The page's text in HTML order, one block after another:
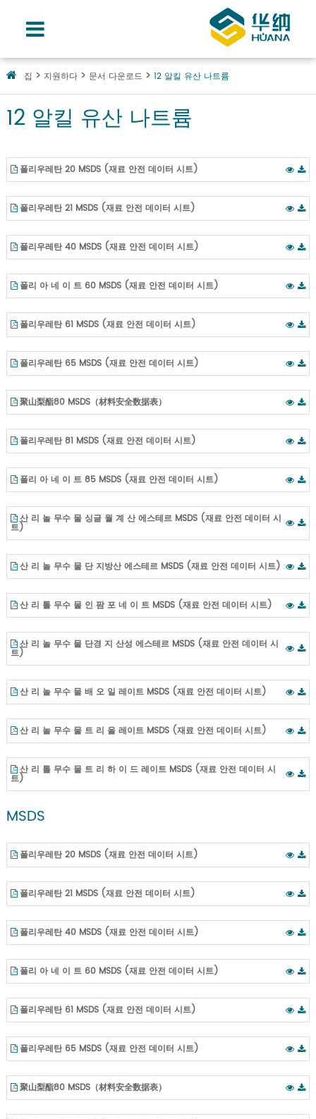
집 지원하다 문서 다운로드 12 알킬 유산 나트륨
12 알킬 유산 나트륨
폴리우레탄 20 MSDS (재료 안전 데이터 시트)
폴리우레탄 21 MSDS (재료 안전 데이터 시트)
폴리우레탄 40 MSDS (재료 안전 데이터 시트)
폴리 아 네 이 트 60 MSDS (재료 안전 데이터 시트)
폴리우레탄 61 MSDS (재료 안전 데이터 시트)
폴리우레탄 65 MSDS (재료 안전 데이터 시트)
聚山梨酯80 MSDS（材料安全数据表）
폴리우레탄 81 MSDS (재료 안전 데이터 시트)
폴리 아 네 이 트 85 MSDS (재료 안전 데이터 시트)
산 리 놀 무수 물 싱글 월 계 산 에스테르 MSDS (재료 안전 데이터 시
트)
산 리 놀 무수 물 단 지방산 에스테르 MSDS (재료 안전 데이터 시트)
산 리 톨 무수 물 인 팜 포 네 이 트 MSDS (재료 안전 데이터 시트)
산 리 놀 무수 물 단경 지 산성 에스테르 MSDS (재료 안전 데이터 시
트)
산 리 놀 무수 물 배 오 일 레이트 MSDS (재료 안전 데이터 시트)
산 리 놀 무수 물 트 리 올 레이트 MSDS (재료 안전 데이터 시트)
산 리 톨 무수 물 트 리 하 이 드 레이트 MSDS (재료 안전 데이터 시
트)
MSDS
폴리우레탄 20 MSDS (재료 안전 데이터 시트)
폴리우레탄 21 MSDS (재료 안전 데이터 시트)
폴리우레탄 40 MSDS (재료 안전 데이터 시트)
폴리 아 네 이 트 60 MSDS (재료 안전 데이터 시트)
폴리우레탄 61 MSDS (재료 안전 데이터 시트)
폴리우레탄 65 MSDS (재료 안전 데이터 시트)
聚山梨酯80 MSDS（材料安全数据表）